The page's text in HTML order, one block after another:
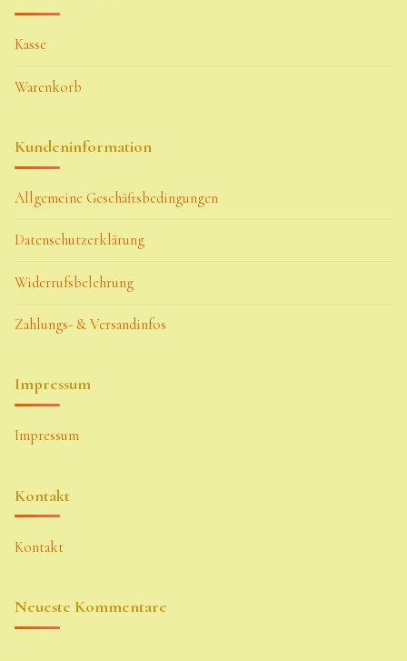
Kasse
Warenkorb
Kundeninformation
Allgemeine Geschäftsbedingungen
Datenschutzerklärung
Widerrufsbelehrung
Zahlungs- & Versandinfos
Impressum
Impressum
Kontakt
Kontakt
Neueste Kommentare